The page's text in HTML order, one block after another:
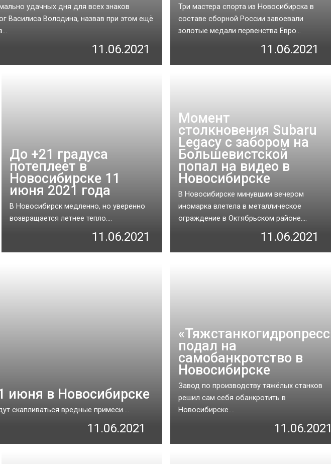
удачных дня для всех знаков
Василиса Володина, назвав при этом ещё
11.06.2021
Три мастера спорта из Новосибирска в
составе сборной России завоевали
золотые медали первенства Евро...
11.06.2021
До +21 градуса
потеплеет в
Новосибирске 11
июня 2021 года
В Новосибирск медленно, но уверенно
возвращается летнее тепло....
11.06.2021
Момент
столкновения Subaru
Legacy с забором на
Большевистской
попал на видео в
Новосибирске
В Новосибирске минувшим вечером
иномарка влетела в металлическое
ограждение в Октябрьском районе....
11.06.2021
июня в Новосибирске
скапливаться вредные примеси....
11.06.2021
подал на
самобанкротство в
Новосибирске
Завод по производству тяжёлых станков
решил сам себя обанкротить в
Новосибирске....
11.06.2021